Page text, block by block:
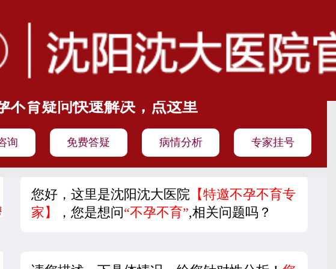
不育疑问快速解决，点这里
询 免费答疑 病情分析 专家挂号
您好，这里是沈阳沈大医院【特邀不孕不育专
家】
，您是想问“不孕不育”,相关问题吗？